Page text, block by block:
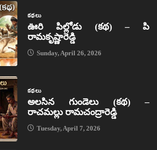
కథలు
ఊరి పిల్లోడు (కథ) – పి
రామకృష్ణారెడ్డి
Sunday, April 26, 2026
కథలు
అలసిన గుండెలు (కథ) –
రాచమల్లు రామచంద్రారెడ్డి
Tuesday, April 7, 2026